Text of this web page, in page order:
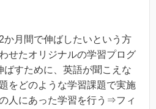
か月間で伸ばしたいという方
せたオリジナルの学習プログ
ばすために、英語が聞こえな
をどのような学習課題で実施
人にあった学習を行う⇒フィ